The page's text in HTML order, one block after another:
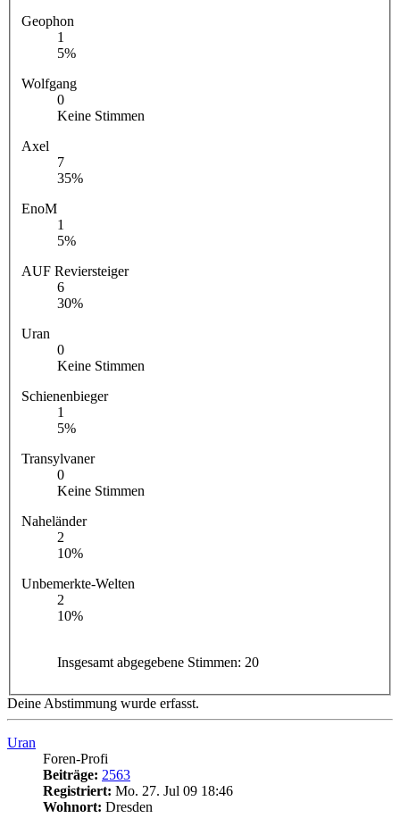
Geophon
1
5%
Wolfgang
0
Keine Stimmen
Axel
7
35%
EnoM
1
5%
AUF Reviersteiger
6
30%
Uran
0
Keine Stimmen
Schienenbieger
1
5%
Transylvaner
0
Keine Stimmen
Naheländer
2
10%
Unbemerkte-Welten
2
10%
Insgesamt abgegebene Stimmen: 20
Deine Abstimmung wurde erfasst.
Uran
Foren-Profi
Beiträge: 2563
Registriert: Mo. 27. Jul 09 18:46
Wohnort: Dresden